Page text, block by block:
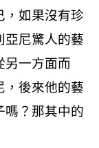
，如果沒有珍
亞尼驚人的藝
另一方面而
，後來他的藝
嗎？那其中的